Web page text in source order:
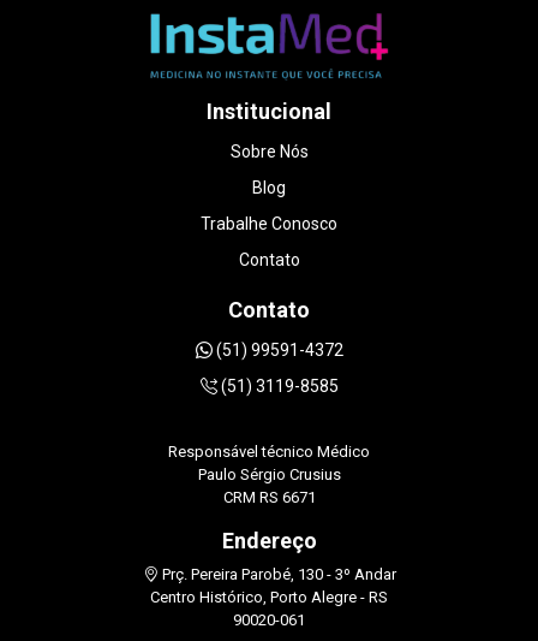
do exame, sem pressa. Me senti acolhida de
verdade, coisa rara hoje em dia. A qualidade
das imagens é excelente, o ambiente é ótimo e
o valor foi muito mais acessível do que em
experiência que transformou um dia de puro
estresse em um momento muito especial da
minha gestação. Sem dúvidas, recomendo de
olhos fechados DOUTORA LUANA
Institucional
Sobre Nós
Blog
Trabalhe Conosco
Contato
Contato
(51) 99591-4372
(51) 3119-8585
Responsável técnico Médico
Paulo Sérgio Crusius
CRM RS 6671
Endereço
Prç. Pereira Parobé, 130 - 3º Andar
Centro Histórico, Porto Alegre - RS
90020-061